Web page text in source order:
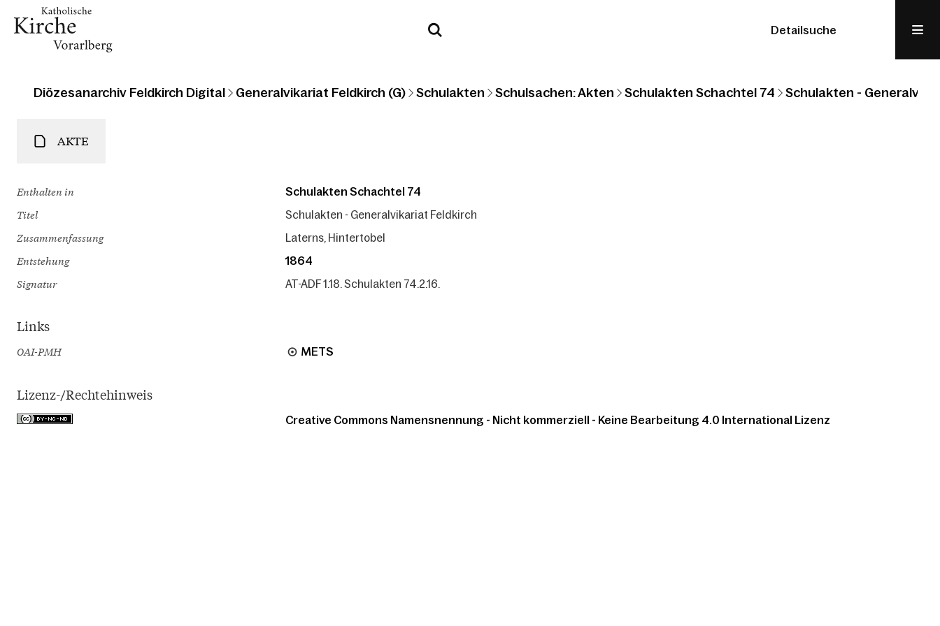
Detailsuche
Diözesanarchiv Feldkirch Digital Generalvikariat Feldkirch (G) Schulakten Schulsachen: Akten Schulakten Schachtel 74 Schulakten -
AKTE
Enthalten in Schulakten Schachtel 74
Titel Schulakten - Generalvikariat Feldkirch
Zusammenfassung Laterns, Hintertobel
Entstehung 1864
Signatur AT-ADF 1.18. Schulakten 74.2.16.
Links
OAI-PMH METS
Lizenz-/Rechtehinweis
Creative Commons Namensnennung - Nicht kommerziell - Keine Bearbeitung 4.0 International Lizenz